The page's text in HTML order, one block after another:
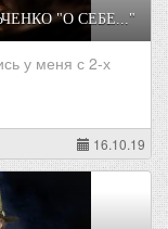
"О СЕБЕ..."
у меня с 2-х
16.10.19